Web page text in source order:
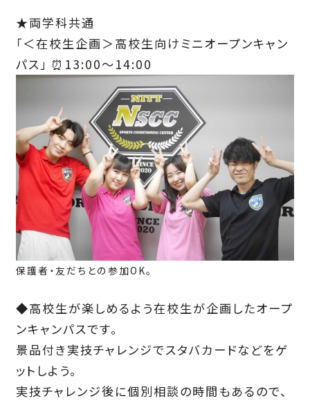
★両学科共通
「＜在校生企画＞高校生向けミニオープンキャン
パス」 ⏰13:00～14:00
保護者・友だちとの参加OK。
◆高校生が楽しめるよう在校生が企画したオープ
ンキャンパスです。
景品付き実技チャレンジでスタバカードなどをゲ
ットしよう。
実技チャレンジ後に個別相談の時間もあるので、